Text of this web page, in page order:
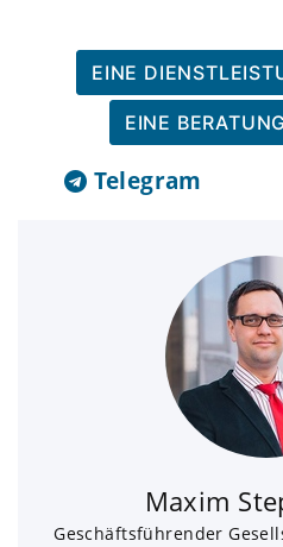
EINE
EINE
Telegram
Maxim
Geschäftsführender